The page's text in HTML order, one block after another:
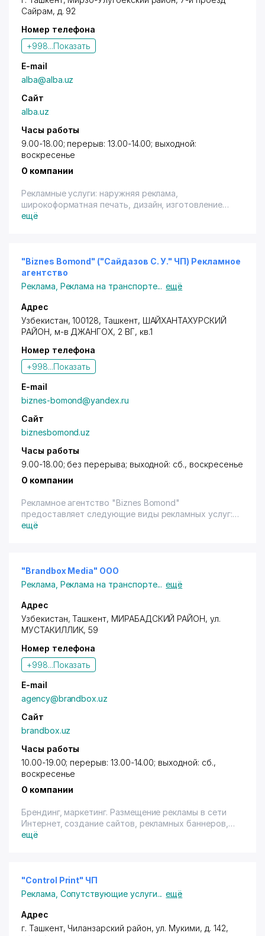
Сайрам, д. 92
Номер телефона
+998...Показать
E-mail
alba@alba.uz
Сайт
alba.uz
Часы работы
9.00-18.00; перерыв: 13.00-14.00; выходной:
воскресенье
О компании
Рекламные услуги: наружняя реклама,
широкоформатная печать, дизайн, изготовление
нестандартных конструкций, производство
ещё
"Biznes Bomond" ("Сайдазов С. У." ЧП) Рекламное
агентство
Реклама Реклама на транспорте... ещё
Адрес
Узбекистан, 100128, Ташкент, ШАЙХАНТАХУРСКИЙ
РАЙОН, м-в ДЖАНГОХ, 2 ВГ, кв.1
Номер телефона
+998...Показать
E-mail
biznes-bomond@yandex.ru
Сайт
biznesbomond.uz
Часы работы
9.00-18.00; без перерыва; выходной: сб., воскресенье
О компании
Рекламное агентство "Biznes Bomond"
предоставляет следующие виды рекламных услуг:
- разработка, изготовление, размещение наружной
лайт боксов, вывесок, табличек;
- изготовление информационных стендов и панно;
- изготовление выставочных конструкций;
- дизайн;
- изготовление нестандартных рекламных
конструкций;
- оформление автотранспорта и остановок;
- широкоформатная и цифровая печать;
- акции-промоушн.
ещё
"Brandbox Media" OOO
Реклама Реклама на транспорте... ещё
Адрес
Узбекистан,Ташкент, МИРАБАДСКИЙ РАЙОН,ул.
МУСТАКИЛЛИК, 59
Номер телефона
+998...Показать
E-mail
agency@brandbox.uz
Сайт
brandbox.uz
Часы работы
10.00-19.00; перерыв: 13.00-14.00; выходной: сб.,
воскресенье
О компании
Брендинг, маркетинг. Размещение рекламы в сети
Интернет, создание сайтов, рекламных баннеров,
web-дизайн, дизайн рекламной, полиграфической
социальных сетях.
ещё
"Control Print" ЧП
Реклама Сопутствующие услуги... ещё
Адрес
г. Ташкент, Чиланзарский район,ул. Мукими, д. 142,